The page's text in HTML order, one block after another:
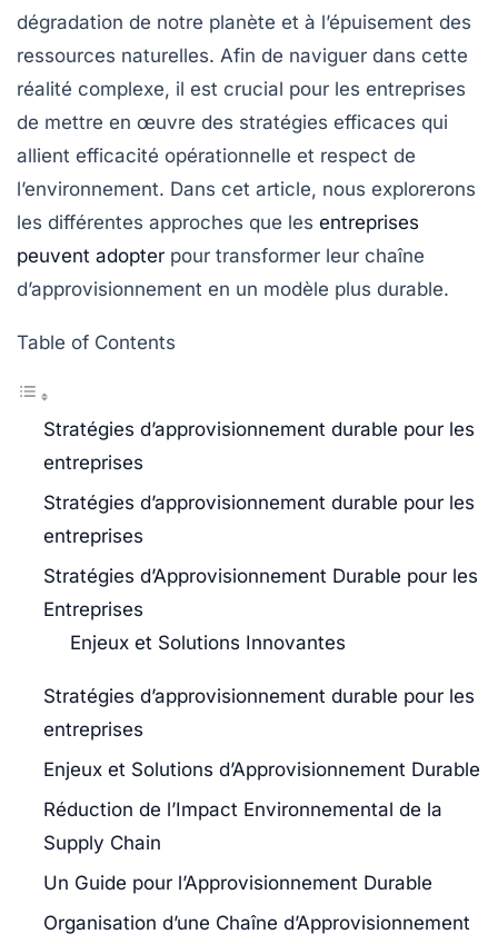
dégradation de notre planète et à l’épuisement des
ressources naturelles. Afin de naviguer dans cette
réalité complexe, il est crucial pour les entreprises
de mettre en œuvre des stratégies efficaces qui
allient efficacité opérationnelle et respect de
l’environnement. Dans cet article, nous explorerons
les différentes approches que les entreprises
peuvent adopter pour transformer leur chaîne
d’approvisionnement en un modèle plus durable.
Table of Contents
Stratégies d’approvisionnement durable pour les
entreprises
Stratégies d’approvisionnement durable pour les
entreprises
Stratégies d’Approvisionnement Durable pour les
Entreprises
Enjeux et Solutions Innovantes
Stratégies d’approvisionnement durable pour les
entreprises
Enjeux et Solutions d’Approvisionnement Durable
Réduction de l’Impact Environnemental de la
Supply Chain
Un Guide pour l’Approvisionnement Durable
Organisation d’une Chaîne d’Approvisionnement